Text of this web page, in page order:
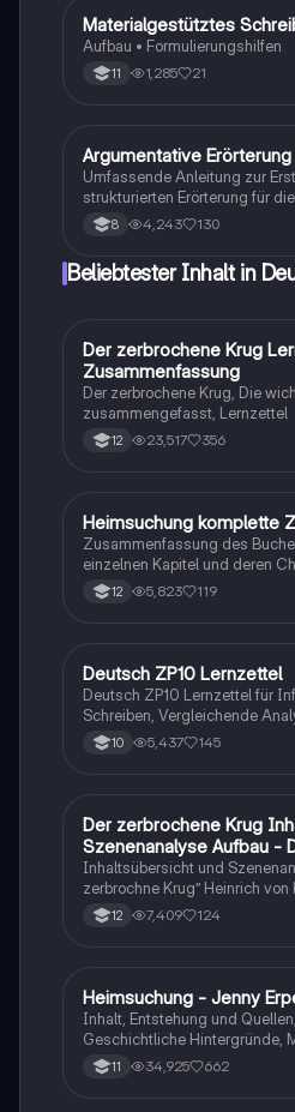
Deutsch
Materialgestütztes
Aufbau • Formulierungshilfen
11 1,285 21
Deutsch
Argumentative
Umfassende Anleitung zur
strukturierten Erörterung für
Behandelt die Einleitung,
und Nachteile sowie den
Beispiele und Tipps zur
8 4,243 130
Beliebtester Inhalt in
Deutsch
Der zerbrochene Krug
Zusammenfassung
Der zerbrochene Krug, Die
zusammengefasst, Lernzettel
12 23,517 356
Deutsch
Heimsuchung komplette
Zusammenfassung des
einzelnen Kapitel und deren
tabellarisch. Im Unterricht
12 5,823 119
Deutsch
Deutsch ZP10 Lernzettel
Deutsch ZP10 Lernzettel für
Schreiben, Vergleichende
Sachtexte/Roman/Gedicht..
10 5,437 145
Deutsch
Der zerbrochene Krug
Szenenanalyse Aufbau -
Q1/Q2/Abitur
Inhaltsübersicht und
zerbrochne Krug” Heinrich von
12 7,409 124
Deutsch
Heimsuchung - Jenny
Inhalt, Entstehung und
Geschichtliche Hintergründe,
stil 11 34,925 662